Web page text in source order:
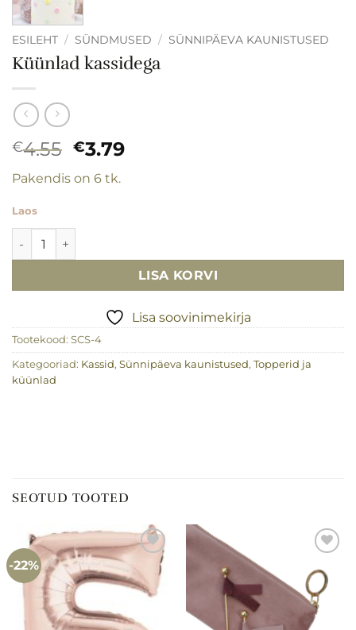
ESILEHT / SÜNDMUSED / SÜNNIPÄEVA KAUNISTUSED
Küünlad kassidega
€4.55 Algne
hind
oli:
€3.79Praegune
Pakendis on 6 tk.
Laos
Küünlad kassidega kogus
LISA KORVI
Lisa soovinimekirja
Tootekood: SCS-4
Kategooriad: Kassid, Sünnipäeva kaunistused, Topperid ja
küünlad
SEOTUD TOOTED
-22%
Lisa
soovinimekirja
soovinimekirja